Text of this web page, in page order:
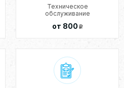
Техническое
обслуживание
от 800 p